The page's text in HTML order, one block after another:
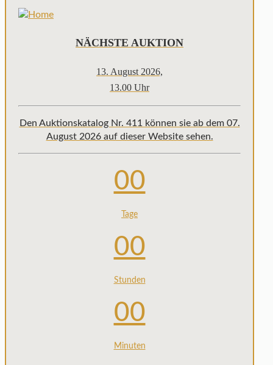
NÄCHSTE AUKTION
13. August 2026,
13.00 Uhr
Den Auktionskatalog Nr. 411 können sie ab dem 07.
August 2026 auf dieser Website sehen.
00
Tage
00
Stunden
00
Minuten